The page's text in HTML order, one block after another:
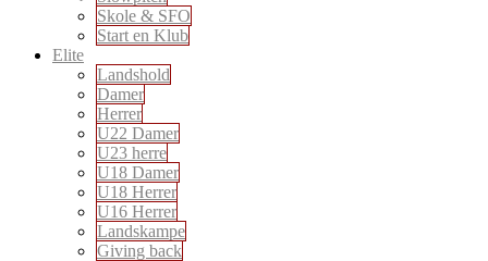
Skole & SFO
Start en Klub
Elite
Landshold
Damer
Herrer
U22 Damer
U23 herre
U18 Damer
U18 Herrer
U16 Herrer
Landskampe
Giving back